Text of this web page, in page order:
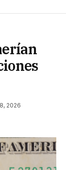
2026